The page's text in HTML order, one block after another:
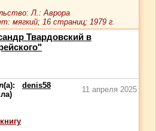
Л.: Аврора
мягкий; 16 страниц; 1979 г.
Твардовский в
denis58
11 апреля 2025